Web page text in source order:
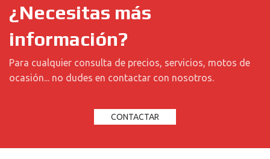
¿Necesitas más
información?
Para cualquier consulta de precios, servicios, motos de
ocasión... no dudes en contactar con nosotros.
CONTACTAR